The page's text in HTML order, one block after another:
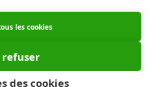
les cookies
refuser
des cookies